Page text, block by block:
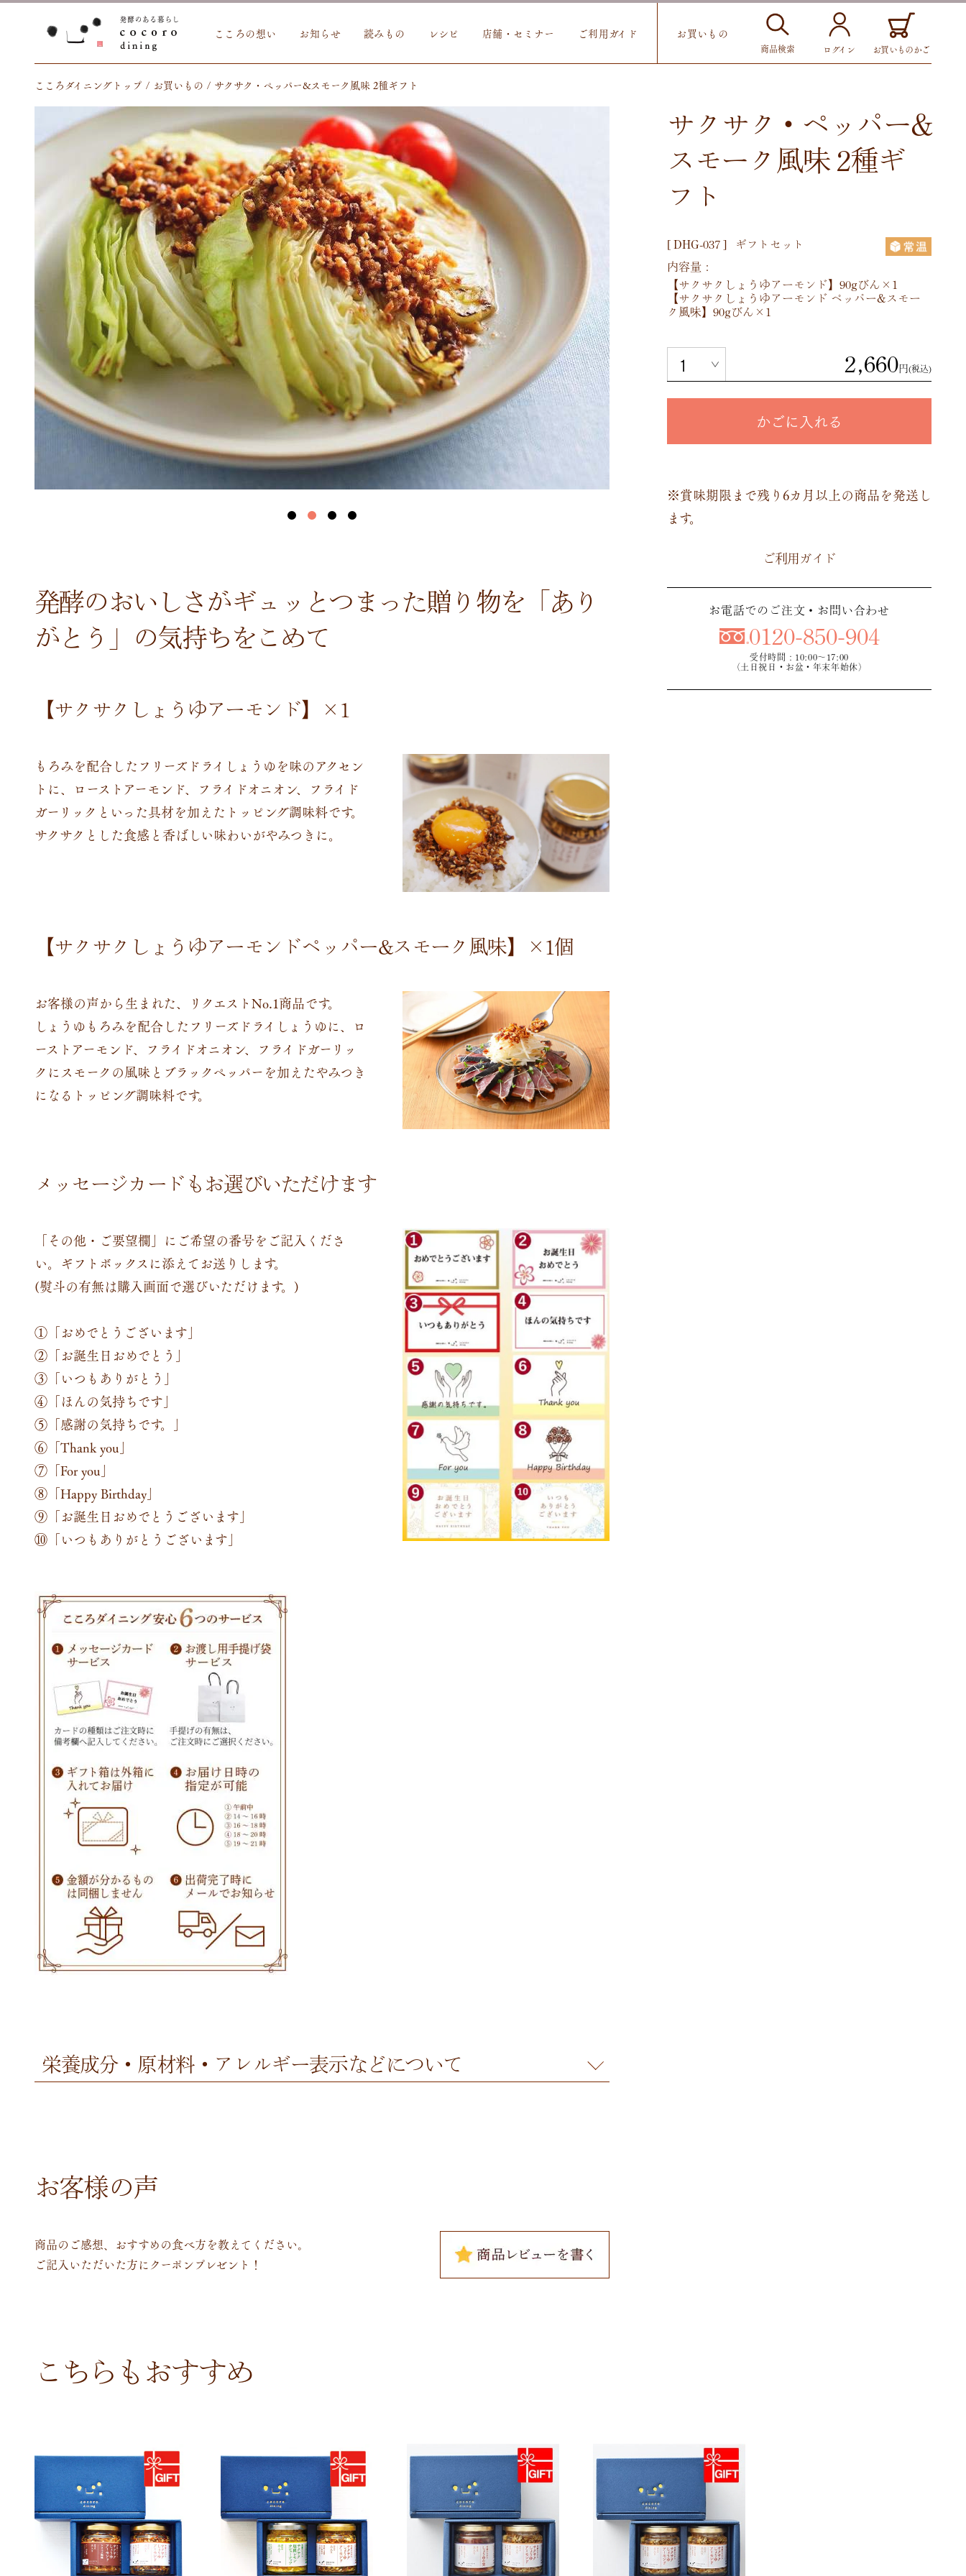
こころの想い お知らせ 読みもの レシピ 店舗・セミナー ご利用ガイド お買いもの
商品検索 ログイン お買いものかご
こころダイニングトップ お買いもの サクサク・ペッパー&スモーク風味 2種ギフト
サクサク・ペッパー&
スモーク風味 2種ギ
フト
[DHG-037]
ギフトセット
内容量：
【サクサクしょうゆアーモンド】90gびん×1
【サクサクしょうゆアーモンド ペッパー&スモー
ク風味】90gびん×1
2,660円(税込)
かごに入れる
※賞味期限まで残り6カ月以上の商品を発送し
ます。
ご利用ガイド
お電話でのご注文・お問い合わせ
0120-850-904
受付時間：10:00～17:00
（土日祝日・お盆・年末年始休）
発酵のおいしさがギュッとつまった贈り物を「あり
がとう」の気持ちをこめて
【サクサクしょうゆアーモンド】×1
もろみを配合したフリーズドライしょうゆを味のアクセン
トに、ローストアーモンド、フライドオニオン、フライド
ガーリックといった具材を加えたトッピング調味料です。
サクサクとした食感と香ばしい味わいがやみつきに。
【サクサクしょうゆアーモンドペッパー&スモーク風味】×1個
お客様の声から生まれた、リクエストNo.1商品です。
しょうゆもろみを配合したフリーズドライしょうゆに、ロ
ーストアーモンド、フライドオニオン、フライドガーリッ
クにスモークの風味とブラックペッパーを加えたやみつき
になるトッピング調味料です。
メッセージカードもお選びいただけます
「その他・ご要望欄」にご希望の番号をご記入くださ
い。ギフトボックスに添えてお送りします。
(熨斗の有無は購入画面で選びいただけます。)
①「おめでとうございます」
②「お誕生日おめでとう」
③「いつもありがとう」
④「ほんの気持ちです」
⑤「感謝の気持ちです。」
⑥「Thank you」
⑦「For you」
⑧「Happy Birthday」
⑨「お誕生日おめでとうございます」
⑩「いつもありがとうございます」
栄養成分・原材料・アレルギー表示などについて
お客様の声
商品のご感想、おすすめの食べ方を教えてください。
ご記入いただいた方にクーポンプレゼント！
こちらもおすすめ